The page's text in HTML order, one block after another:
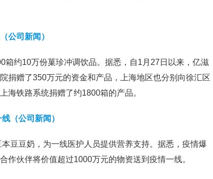
公司新闻）
箱约10万份菓珍冲调饮品。据悉，自1月27日以来，亿滋
捐赠了350万元的资金和产品，上海地区也分别向徐汇区
海铁路系统捐赠了约1800箱的产品。
（公司新闻）
豆豆奶，为一线医护人员提供营养支持。据悉，疫情爆
作伙伴将价值超过1000万元的物资送到疫情一线。